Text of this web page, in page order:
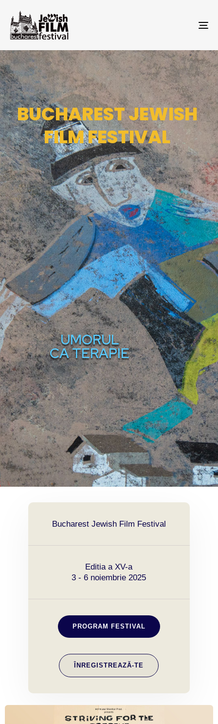
BUCHAREST JEWISH
FILM FESTIVAL
UMORUL
CA TERAPIE
Bucharest Jewish Film Festival
Editia a XV-a
3 - 6 noiembrie 2025
PROGRAM FESTIVAL
ÎNREGISTREAZĂ-TE